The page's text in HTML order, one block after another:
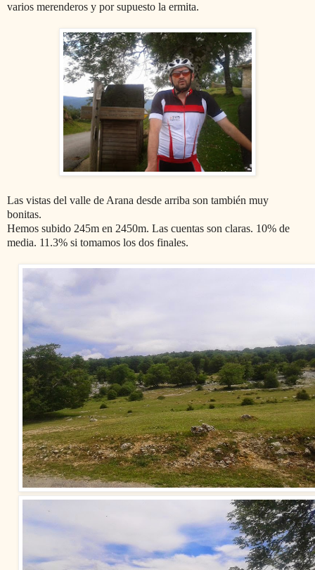
varios merenderos y por supuesto la ermita.
Las vistas del valle de Arana desde arriba son también muy
bonitas.
Hemos subido 245m en 2450m. Las cuentas son claras. 10% de
media. 11.3% si tomamos los dos finales.